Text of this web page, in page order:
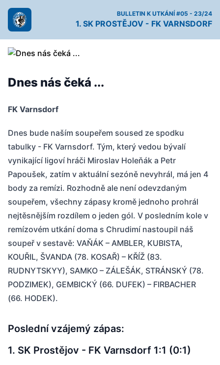
BULLETIN K UTKÁNÍ #05 - 23/24
1. SK PROSTĚJOV - FK VARNSDORF
Dnes nás čeká ...
FK Varnsdorf
Dnes bude naším soupeřem soused ze spodku
tabulky - FK Varnsdorf. Tým, který vedou bývalí
vynikající ligoví hráči Miroslav Holeňák a Petr
Papoušek, zatím v aktuální sezóně nevyhrál, má jen 4
body za remízi. Rozhodně ale není odevzdaným
soupeřem, všechny zápasy kromě jednoho prohrál
nejtěsnějším rozdílem o jeden gól. V posledním kole v
remízovém utkání doma s Chrudimí nastoupil náš
soupeř v sestavě: VAŇÁK – AMBLER, KUBISTA,
KOUŘIL, ŠVANDA (78. KOSAŘ) – KŘÍŽ (83.
RUDNYTSKYY), SAMKO – ZÁLEŠÁK, STRÁNSKÝ (78.
PODZIMEK), GEMBICKÝ (66. DUFEK) – FIRBACHER
(66. HODEK).
Poslední vzájemý zápas:
1. SK Prostějov - FK Varnsdorf 1:1 (0:1)